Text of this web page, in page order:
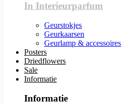
In Interieurparfum
Geurstokjes
Geurkaarsen
Geurlamp & accessoires
Posters
Driedflowers
Sale
Informatie
Informatie